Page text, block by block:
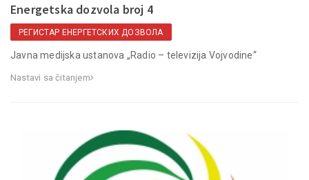
Energetska dozvola broj 4
РЕГИСТАР ЕНЕРГЕТСКИХ ДОЗВОЛА
Javna medijska ustanova „Radio – televizija Vojvodine“
Nastavi sa čitanjem